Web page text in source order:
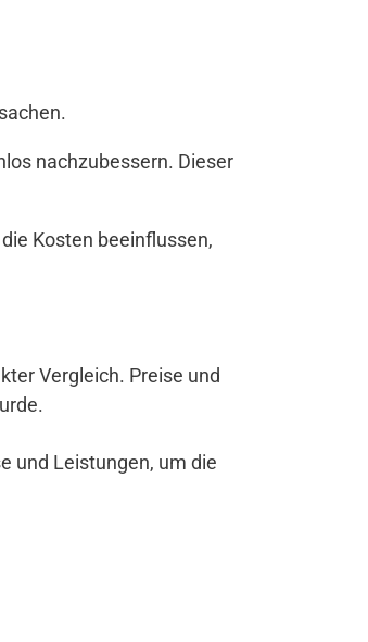
nachzubessern. Dieser
Kosten beeinflussen,
Vergleich. Preise und
und Leistungen, um die